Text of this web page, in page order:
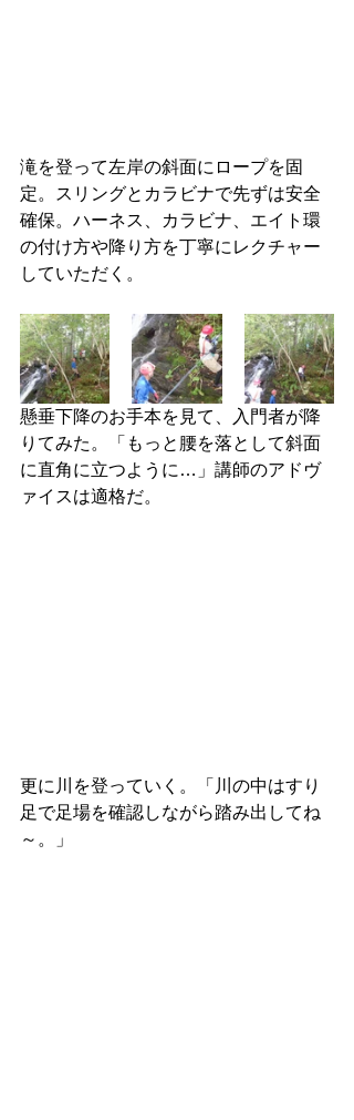
滝を登って左岸の斜面にロープを固
定。スリングとカラビナで先ずは安全
確保。ハーネス、カラビナ、エイト環
の付け方や降り方を丁寧にレクチャー
していただく。
懸垂下降のお手本を見て、入門者が降
りてみた。「もっと腰を落として斜面
に直角に立つように…」講師のアドヴ
ァイスは適格だ。
更に川を登っていく。「川の中はすり
足で足場を確認しながら踏み出してね
～。」